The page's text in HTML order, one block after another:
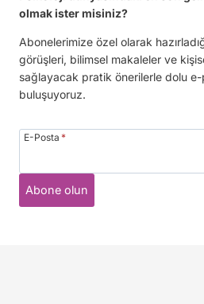
olmak ister misiniz?
Abonelerimize özel olarak
görüşleri, bilimsel makaleler ve
sağlayacak pratik önerilerle dolu
buluşuyoruz.
E-Posta *
Abone olun